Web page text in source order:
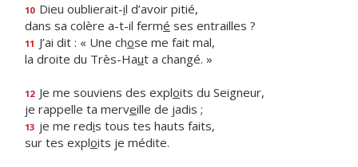
10 Dieu oublierait-il d’avoir pitié,
dans sa colère a-t-il fermé ses entrailles ?
11 J’ai dit : « Une chose me fait mal,
la droite du Très-Haut a changé. »
12 Je me souviens des exploits du Seigneur,
je rappelle ta merveille de jadis ;
13 je me redis tous tes hauts faits,
sur tes exploits je médite.